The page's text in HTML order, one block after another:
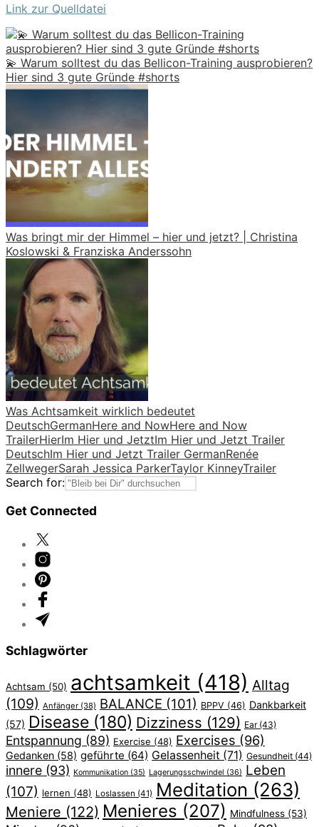
Link zur Quelldatei
💫 Warum solltest du das Bellicon-Training ausprobieren?
Hier sind 3 gute Gründe #shorts
Was bringt mir der Himmel – hier und jetzt? | Christina
Koslowski & Franziska Anderssohn
Was Achtsamkeit wirklich bedeutet
DeutschGermanHere and NowHere and Now
TrailerHierIm Hier und JetztIm Hier und Jetzt Trailer
DeutschIm Hier und Jetzt Trailer GermanRenée
ZellwegerSarah Jessica ParkerTaylor KinneyTrailer
Search for:
Get Connected
Schlagwörter
Achtsam (50) achtsamkeit (418) Alltag
(109) Anfänger (38) BALANCE (101) BPPV (46) Dankbarkeit
(57) Disease (180) Dizziness (129) Ear(43)
Entspannung (89) Exercise (48) Exercises (96)
Gedanken (58) geführte (64) Gelassenheit (71) Gesundheit (44)
innere (93) Kommunikation (35) Lagerungsschwindel (36) Leben
(107) lernen (48) Loslassen (41) Meditation (263)
Meniere (122) Menieres (207) Mindfulness (53)